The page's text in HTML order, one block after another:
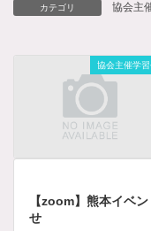
カテゴリ 協会主
協会主催学
【zoom】熊本イベ
せ